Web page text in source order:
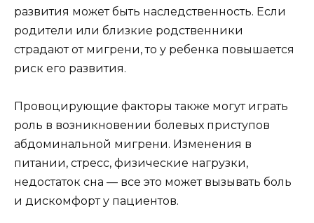
развития может быть наследственность. Если
родители или близкие родственники
страдают от мигрени, то у ребенка повышается
риск его развития.
Провоцирующие факторы также могут играть
роль в возникновении болевых приступов
абдоминальной мигрени. Изменения в
питании, стресс, физические нагрузки,
недостаток сна — все это может вызывать боль
и дискомфорт у пациентов.